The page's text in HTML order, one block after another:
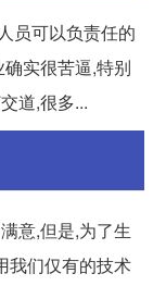
员可以负责任的
实很苦逼,特别
道,很多...
意,但是,为了生
我们仅有的技术